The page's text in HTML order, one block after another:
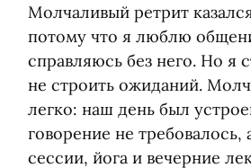
Молчаливый ретрит
потому что я люблю
справляюсь без него. Но я
не строить ожиданий.
легко: наш день был
говорение не
сессии, йога и вечерние